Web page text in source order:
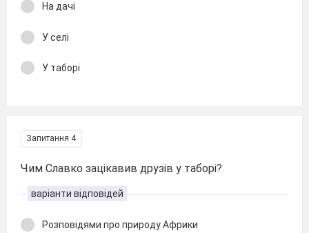
На дачі
У селі
У таборі
Запитання 4
Чим Славко зацікавив друзів у таборі?
варіанти відповідей
Розповідями про природу Африки